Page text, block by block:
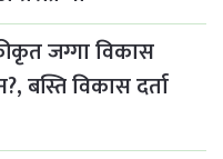
जग्गा विकास
बस्ति विकास दर्ता